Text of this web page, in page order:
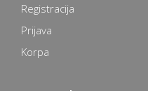
Registracija
Prijava
Korpa